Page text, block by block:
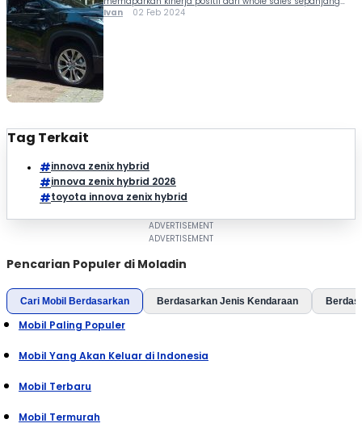
tahun 2023 yang mengalami peningkatan dibandingkan
Ivan 02 Feb 2024
Tag Terkait
innova zenix hybrid
innova zenix hybrid 2026
toyota innova zenix hybrid
Pencarian Populer di Moladin
Cari Mobil Berdasarkan Berdasarkan Jenis Kendaraan
Mobil Paling Populer
Mobil Yang Akan Keluar di Indonesia
Mobil Terbaru
Mobil Termurah